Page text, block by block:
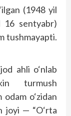
(1948 yil
sentyabr)
tushmayapti.
ahli o‘nlab
turmush
o‘zidan
joyi — “O‘rta